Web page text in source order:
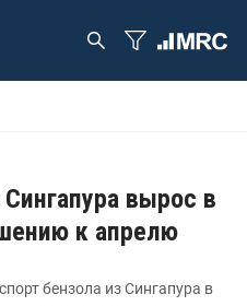
вырос в
к апрелю
бензола из Сингапура в